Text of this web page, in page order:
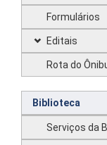
Formulários
Editais
Rota do
Biblioteca
Serviços da